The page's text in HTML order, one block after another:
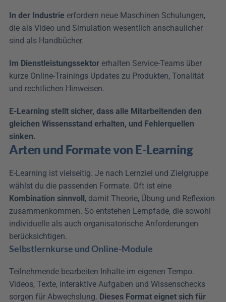
In der Industrie erfordern neue Maschinen Schulungen,
die als Video und Simulation wesentlich anschaulicher
sind als Handbücher.
Im Dienstleistungssektor erhalten Service-Teams über
kurze Online-Trainings Updates zu Produkten, Tonalität
und rechtlichen Hinweisen.
E-Learning stellt sicher, dass alle Mitarbeitenden den
gleichen Wissensstand erhalten, und Fehlerquellen
sinken.
Arten und Formate von E-Learning
E-Learning ist vielseitig. Je nach Lernziel und Zielgruppe
Kombination sinnvoll, damit Theorie, Übung und Reflexion
zusammenkommen. So entstehen Lernpfade, die sowohl
individuelle als auch organisatorische Anforderungen
berücksichtigen.
Selbstlernkurse und Online-Module
Teilnehmende bearbeiten Inhalte im eigenen Tempo.
Videos, Texte, interaktive Aufgaben und Wissenschecks
sorgen für Abwechslung. Dieses Format eignet sich für